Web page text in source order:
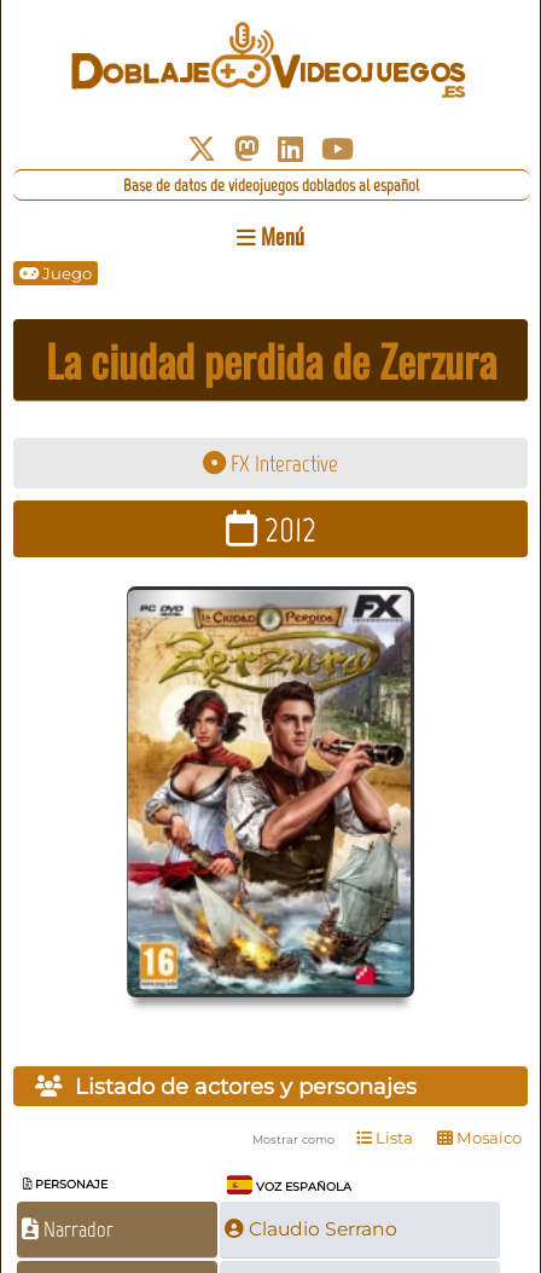
Base de datos de videojuegos doblados al español
Menú
Juego
La ciudad perdida de Zerzura
FX Interactive
2012
Listado de actores y personajes
Mostrar como Lista Mosaico
PERSONAJE VOZ ESPAÑOLA
Narrador Claudio Serrano